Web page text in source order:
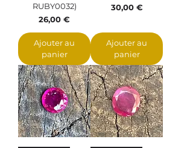
RUBY0032)
Prix
26,00 €
Ajouter au
panier
Prix
30,00 €
Ajouter au
panier